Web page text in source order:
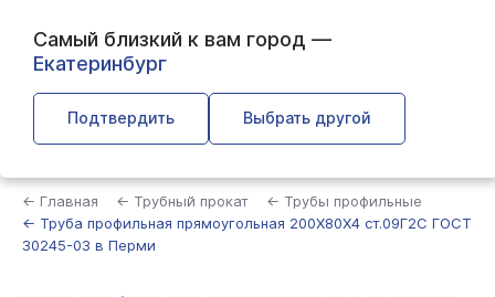
Самый близкий к вам город —
Екатеринбург
Подтвердить Выбрать другой
← Главная ← Трубный прокат
← Трубы профильные
← Труба профильная прямоугольная 200Х80Х4 ст.09Г2С ГОСТ
30245-03 в Перми